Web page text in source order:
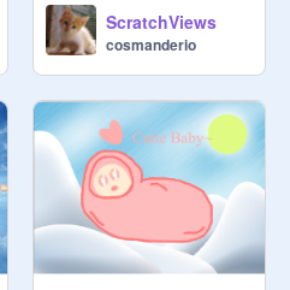
ScratchViews
cosmanderio